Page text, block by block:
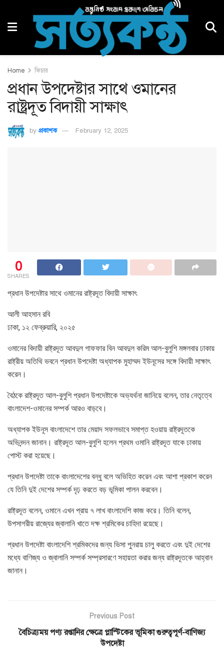
Home ফিচার
প্রধান উপদেষ্টার সাথে ওমানের
রাষ্ট্রদূত বিদায়ী সাক্ষাৎ
by প্রকাশক February 12, 2025
0
SHARES
প্রধান উপদেষ্টার সাথে ওমানের রাষ্ট্রদূত বিদায়ী সাক্ষাৎ
আলী আহসান রবি
ঢাকা, ১২ ফেব্রুয়ারি, ২০২৫
ওমানের বিদায়ী রাষ্ট্রদূত আবদুল গাফফার বিন আবদুল করিম আল-বুলুশি মঙ্গলবার ঢাকায়
রাষ্ট্রীয় অতিথি ভবনে প্রধান উপদেষ্টা অধ্যাপক মুহাম্মদ ইউনূসের সঙ্গে বিদায়ী সাক্ষাৎ
করেন।
বৈঠকে রাষ্ট্রদূত আল-বুলুশি প্রধান উপদেষ্টাকে অভ্যর্থনা জানিয়ে বলেন, তার নেতৃত্বে
বাংলাদেশ-ওমানের সম্পর্ক আরও বাড়বে।
অধ্যাপক ইউনূস বাংলাদেশে তার মেয়াদ সফলভাবে সমাপ্ত হওয়ায় রাষ্ট্রদূতকে
অভিনন্দন জানান। রাষ্ট্রদূত আল-বুলুশি হলেন প্রথম ওমানি রাষ্ট্রদূত যাকে ঢাকায়
পোস্ট করা হয়েছে।
প্রধান উপদেষ্টা তাকে বাংলাদেশের বন্ধু বলে অভিহিত করেন এবং আশা প্রকাশ করেন
যে তিনি দুই দেশের সম্পর্ক দৃঢ় করতে বড় ভূমিকা পালন করবেন।
রাষ্ট্রদূত বলেন, ওমানে এখন প্রায় ৭ লাখ বাংলাদেশি কাজ করে। তিনি বলেন,
উপসাগরীয় রাজ্যের জ্বালানি খাতে দক্ষ শ্রমিকের চাহিদা রয়েছে।
প্রধান উপদেষ্টা বাংলাদেশি শ্রমিকদের জন্য ভিসা পুনরায় চালু করতে এবং দুই দেশের
মধ্যে বাণিজ্য ও জ্বালানি সম্পর্ক সম্প্রসারণে সহায়তা করার জন্য রাষ্ট্রদূতকে আহ্বান
জানান।
Previous Post
বৈচিত্র্যময় পণ্য রপ্তানির ক্ষেত্রে প্লাস্টিকের ভূমিকা গুরুত্বপূর্ণ-বাণিজ্য
উপদেষ্টা